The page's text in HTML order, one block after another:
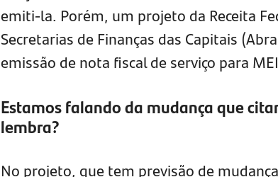
emiti-la. Porém, um projeto da Receita
Secretarias de Finanças das Capitais
emissão de nota fiscal de serviço para
Estamos falando da mudança que
lembra?
No projeto, que tem previsão de